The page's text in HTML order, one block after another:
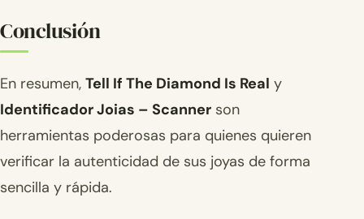
Conclusión
En resumen, Tell If The Diamond Is Real y
Identificador Joias – Scanner son
herramientas poderosas para quienes quieren
verificar la autenticidad de sus joyas de forma
sencilla y rápida.